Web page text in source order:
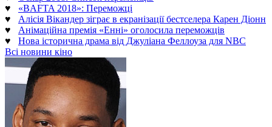
♥ «BAFTA 2018»: Переможці
♥ Алісія Вікандер зіграє в екранізації бестселера Карен Діонн
♥ Анімаційна премія «Енні» оголосила переможців
♥ Нова історична драма від Джуліана Феллоуза для NBC
Всі новини кіно